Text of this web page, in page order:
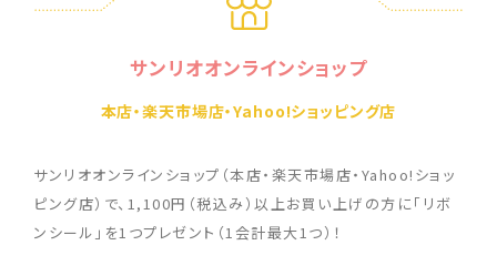
サンリオオンラインショップ
本店・楽天市場店・Yahoo!ショッピング店
サンリオオンラインショップ（本店・楽天市場店・Yahoo!ショッ
ピング店）で、1,100円（税込み）以上お買い上げの方に「リボ
ンシール」を1つプレゼント（1会計最大1つ）！